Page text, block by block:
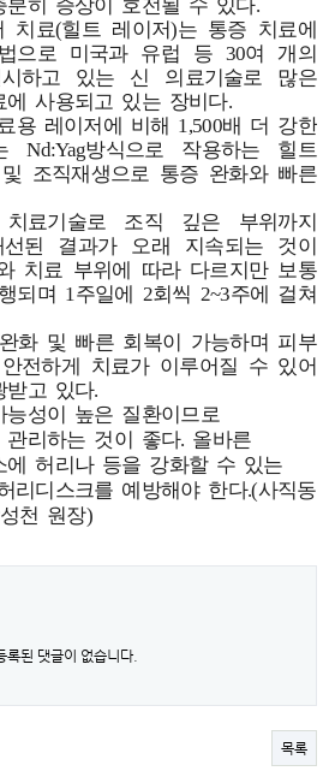
분히 증상이 호전될 수 있다.
료(힐트 레이저)는 통증 치료에
으로 미국과 유럽 등 30여 개의
하고 있는 신 의료기술로 많은
에 사용되고 있는 장비다.
용 레이저에 비해 1,500배 더 강한
Nd:Yag방식으로 작용하는 힐트
조직재생으로 통증 완화와 빠른
료기술로 조직 깊은 부위까지
된 결과가 오래 지속되는 것이
치료 부위에 따라 다르지만 보통
되며 1주일에 2회씩 2~3주에 걸쳐
화 및 빠른 회복이 가능하며 피부
전하게 치료가 이루어질 수 있어
받고 있다.
성이 높은 질환이므로
리하는 것이 좋다. 올바른
에 허리나 등을 강화할 수 있는
리디스크를 예방해야 한다.(사직동
천 원장)
록된 댓글이 없습니다.
목록